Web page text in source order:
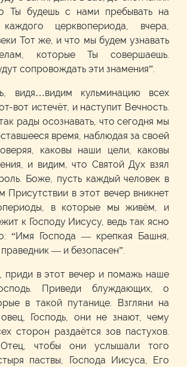
Ты будешь с нами пребывать на
церквопериода, вчера,
Тот же, и что мы будем узнавать
которые Ты совершаешь.
сопровождать эти знамения”.
видя…видим кульминацию всех
вот истечёт, и наступит Вечность.
рады осознавать, что сегодня мы
время, наблюдая за своей
каковы наши цели, каковы
и видим, что Святой Дух взял
Боже, пусть каждый человек в
Присутствии в этот вечер вникнет
в которые мы живём, и
к Господу Иисусу, ведь так ясно
“Имя Господа — крепкая Башня,
— и безопасен”.
в этот вечер и помажь наше
Приведи блуждающих, о
в такой путанице. Взгляни на
Господь, они не знают, чему
сторон раздаётся зов пастухов.
чтобы они услышали того
паствы, Господа Иисуса, Его